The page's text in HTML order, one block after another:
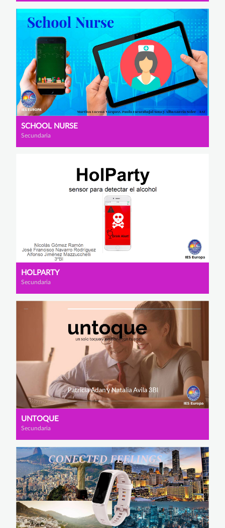
SCHOOL NURSE
Secundaria
HOLPARTY
Secundaria
UNTOQUE
Secundaria